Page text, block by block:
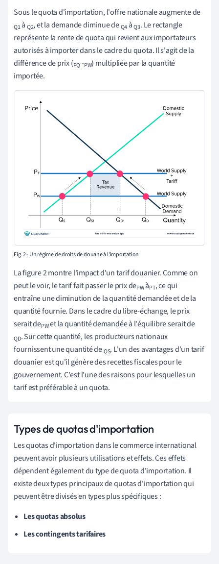
Sous le quota d'importation, l'offre nationale augmente de
Q1 à Q2, et la demande diminue deQ4 àQ3. Le rectangle
représente la rente de quota qui revient aux importateurs
autorisés à importer dans le cadre du quota. Il s'agit de la
différence de prix (PQ-PW) multipliée par la quantité
importée.
Fig. 2 - Un régime de droits de douane à l'importation
La figure 2 montre l'impact d'un tarif douanier. Comme on
peut le voir, le tarif fait passer le prix dePWàPT, ce qui
entraîne une diminution de la quantité demandée et de la
quantité fournie. Dans le cadre du libre-échange, le prix
serait dePWet la quantité demandée à l'équilibre serait de
QD. Sur cette quantité, les producteurs nationaux
fournissent une quantité deQS. L'un des avantages d'un tarif
douanier est qu'il génère des recettes fiscales pour le
gouvernement. C'est l'une des raisons pour lesquelles un
tarif est préférable à un quota.
Types de quotas d'importation
Les quotas d'importation dans le commerce international
peuvent avoir plusieurs utilisations et effets. Ces effets
dépendent également du type de quota d'importation. Il
existe deux types principaux de quotas d'importation qui
peuvent être divisés en types plus spécifiques :
Les quotas absolus
Les contingents tarifaires